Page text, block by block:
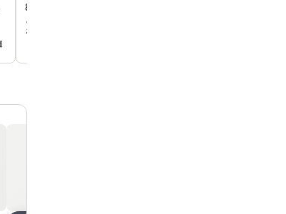
8階のラウンジで、街と空港のパノラマビューを眺めなが
とお過ごしいただけます。無料のスナック、アイスクリ
をご用意しており、快適な座席と書籍もございます。